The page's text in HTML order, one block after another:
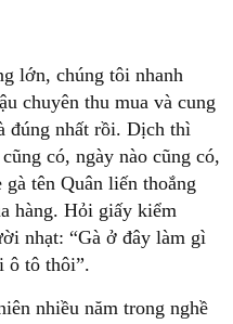
lớn, chúng tôi nhanh
chuyên thu mua và cung
đúng nhất rồi. Dịch thì
có, ngày nào cũng có,
tên Quân liến thoắng
hàng. Hỏi giấy kiểm
nhạt: “Gà ở đây làm gì
ô tô thôi”.
nhiều năm trong nghề